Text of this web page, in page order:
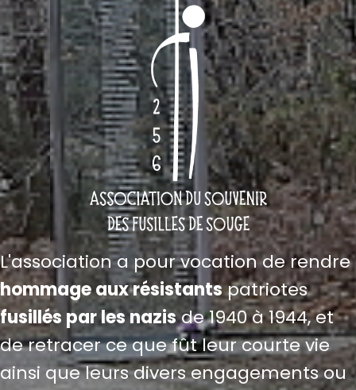
L'association a pour vocation de rendre
hommage aux résistantspatriotes
fusillés par les nazisde 1940 à 1944, et
de retracer ce que fût leur courte vie
ainsi que leurs divers engagements ou